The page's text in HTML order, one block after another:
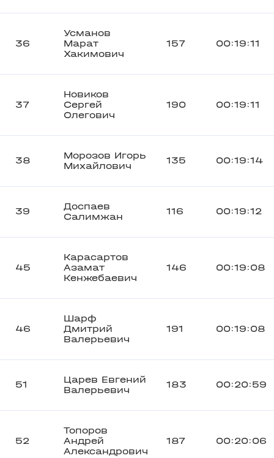
36
Усманов
Марат
Хакимович
157 00:19:11
37
Новиков
Сергей
Олегович
190 00:19:11
38
Морозов Игорь
Михайлович
135 00:19:14
39
Доспаев
Салимжан
116 00:19:12
45
Карасартов
Азамат
Кенжебаевич
146 00:19:08
46
Шарф
Дмитрий
Валерьевич
191 00:19:08
51
Царев Евгений
Валерьевич
183 00:20:59
52
Топоров
Андрей
Александрович
187 00:20:06